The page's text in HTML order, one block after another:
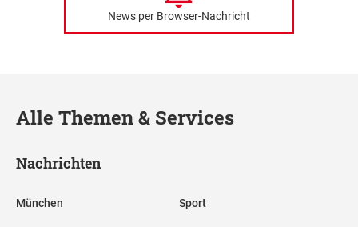
News per Browser-Nachricht
Alle Themen & Services
Nachrichten
München Sport